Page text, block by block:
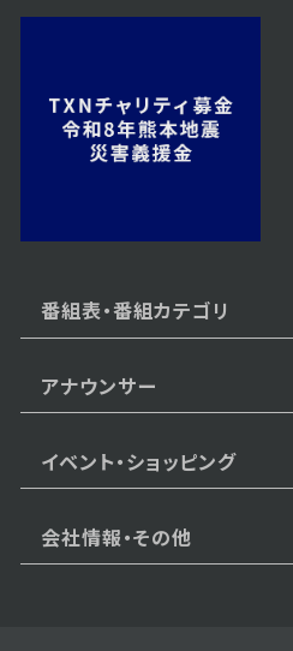
番組表・番組カテゴリ
アナウンサー
イベント・ショッピング
会社情報・その他